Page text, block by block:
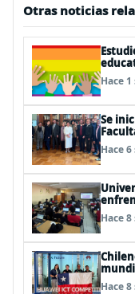
Otras noticias
Hace
Se
Chile
Hace
Hace
en
Hace